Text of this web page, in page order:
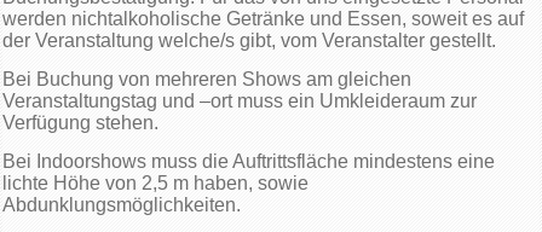
werden nichtalkoholische Getränke und Essen, soweit es auf
der Veranstaltung welche/s gibt, vom Veranstalter gestellt.
Bei Buchung von mehreren Shows am gleichen
Veranstaltungstag und –ort muss ein Umkleideraum zur
Verfügung stehen.
Bei Indoorshows muss die Auftrittsfläche mindestens eine
lichte Höhe von 2,5 m haben, sowie
Abdunklungsmöglichkeiten.